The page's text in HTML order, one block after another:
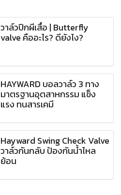
วาล์วปีกผีเสื้อ | Butterfly
valve คืออะไร? ดียังไง?
HAYWARD บอลวาล์ว 3 ทาง
มาตรฐานอุตสาหกรรม แข็ง
แรง ทนสารเคมี
Hayward Swing Check Valve
วาล์วกันกลับ ป้องกันน้ำไหล
ย้อน